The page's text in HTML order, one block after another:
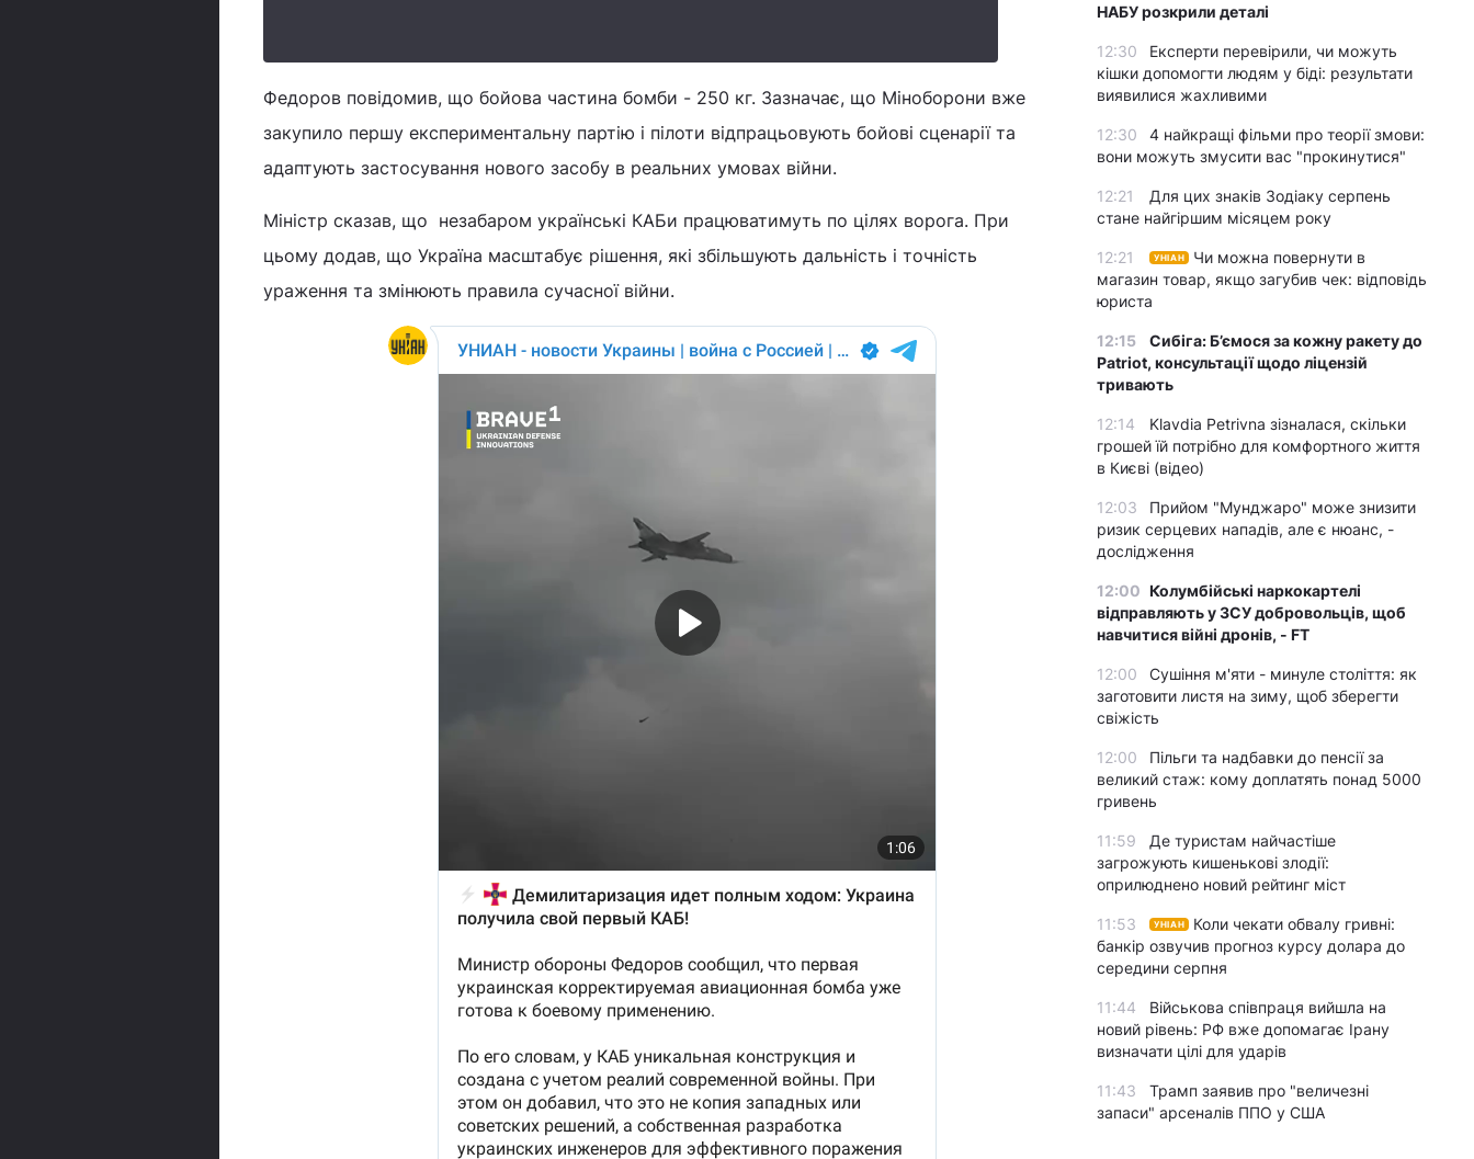
Федоров повідомив, що бойова частина бомби - 250 кг. Зазначає, що Міноборони вже
закупило першу експериментальну партію і пілоти відпрацьовують бойові сценарії та
адаптують застосування нового засобу в реальних умовах війни.
Міністр сказав, що незабаром українські КАБи працюватимуть по цілях ворога. При
цьому додав, що Україна масштабує рішення, які збільшують дальність і точність
ураження та змінюють правила сучасної війни.
НАБУ розкрили деталі
12:30
Експерти перевірили, чи можуть
кішки допомогти людям у біді: результати
виявилися жахливими
12:30
4 найкращі фільми про теорії змови:
вони можуть змусити вас "прокинутися"
12:21
Для цих знаків Зодіаку серпень
стане найгіршим місяцем року
12:21 УНІАН
Чи можна повернути в
магазин товар, якщо загубив чек: відповідь
юриста
12:15
Сибіга: Б’ємося за кожну ракету до
Patriot, консультації щодо ліцензій
тривають
12:14
Klavdia Petrivna зізналася, скільки
грошей їй потрібно для комфортного життя
в Києві (відео)
12:03
Прийом "Мунджаро" може знизити
ризик серцевих нападів, але є нюанс, -
дослідження
12:00 Колумбійські наркокартелі
відправляють у ЗСУ добровольців, щоб
навчитися війні дронів, - FT
12:00
Сушіння м'яти - минуле століття: як
заготовити листя на зиму, щоб зберегти
свіжість
12:00
Пільги та надбавки до пенсії за
великий стаж: кому доплатять понад 5000
гривень
11:59
Де туристам найчастіше
загрожують кишенькові злодії:
оприлюднено новий рейтинг міст
11:53 УНІАН
Коли чекати обвалу гривні:
банкір озвучив прогноз курсу долара до
середини серпня
11:44
Військова співпраця вийшла на
новий рівень: РФ вже допомагає Ірану
визначати цілі для ударів
11:43
Трамп заявив про "величезні
запаси" арсеналів ППО у США